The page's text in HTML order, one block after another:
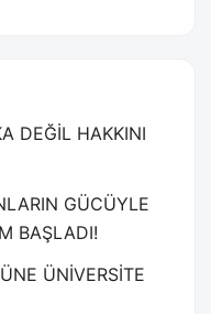
DEĞİL HAKKINI
GÜCÜYLE
BAŞLADI!
ÜNİVERSİTE